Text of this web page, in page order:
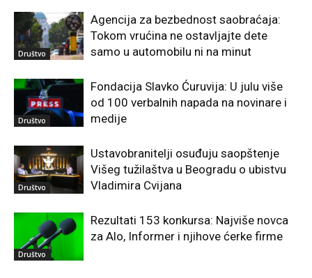
Društvo
Agencija za bezbednost saobraćaja:
Tokom vrućina ne ostavljajte dete
samo u automobilu ni na minut
Društvo
Fondacija Slavko Ćuruvija: U julu više
od 100 verbalnih napada na novinare i
medije
Društvo
Ustavobranitelji osuđuju saopštenje
Višeg tužilaštva u Beogradu o ubistvu
Vladimira Cvijana
Društvo
Rezultati 153 konkursa: Najviše novca
za Alo, Informer i njihove ćerke firme